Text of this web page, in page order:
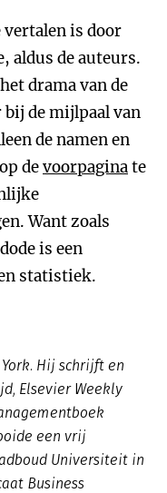
vertalen is door
aldus de auteurs.
het drama van de
de mijlpaal van
de namen en
devoorpaginate
Want zoals
is een
statistiek.
Hij schrijft en
Elsevier Weekly
een vrij
Universiteit in
Business